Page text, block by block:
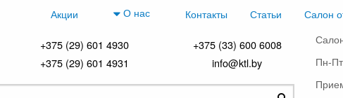
Акции О нас Контакты Статьи Салон
+375 (29) 601 4930
+375 (33) 600 6008
+375 (29) 601 4931
info@ktl.by Пн-